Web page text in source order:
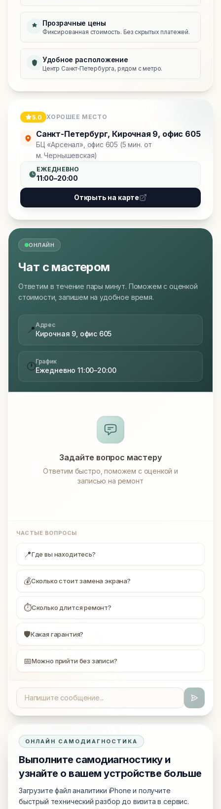
Прозрачные цены
Фиксированная стоимость. Без скрытых платежей.
Удобное расположение
Центр Санкт‑Петербурга, рядом с метро.
5.0 ХОРОШЕЕ МЕСТО
Санкт-Петербург, Кирочная 9, офис 605
БЦ «Арсенал», офис 605 (5 мин. от
м. Чернышевская)
ЕЖЕДНЕВНО
11:00–20:00
Открыть на карте
ОНЛАЙН
Чат с мастером
Ответим в течение пары минут. Поможем с оценкой
стоимости, запишем на удобное время.
📍Адрес
Кирочная 9, офис 605
🕐График
Ежедневно 11:00–20:00
Задайте вопрос мастеру
Ответим быстро, поможем с оценкой и
записью на ремонт
ЧАСТЫЕ ВОПРОСЫ
📍Где вы находитесь?
💰Сколько стоит замена экрана?
⏱Сколько длится ремонт?
🛡Какая гарантия?
📅Можно прийти без записи?
ОНЛАЙН САМОДИАГНОСТИКА
Выполните самодиагностику и
узнайте о вашем устройстве больше
Загрузите файл аналитики iPhone и получите
быстрый технический разбор до визита в сервис.